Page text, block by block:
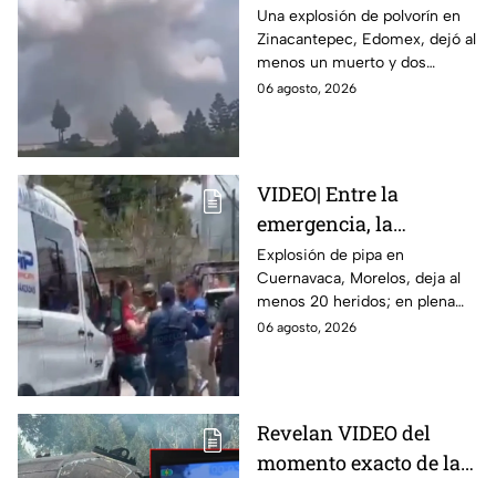
polvorín en Santa
María del Monte,
Zinacantepec; reportan
al menos un muerto y
Una explosión de polvorín en
Zinacantepec, Edomex, dejó al
menos un muerto y dos
heridos; autoridades atiende la
06 agosto, 2026
VIDEO| Entre la
emergencia, la
desesperación y el
llanto de un niño;
adultos desatan pelea
tras explosión de pipa
Explosión de pipa en
Cuernavaca, Morelos, deja al
menos 20 heridos; en plena
emergencia, dos hombres
06 agosto, 2026
Revelan VIDEO del
momento exacto de la